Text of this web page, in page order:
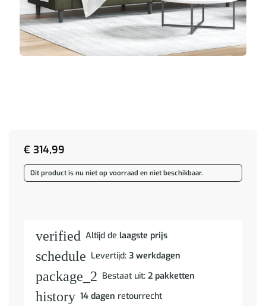
€ 314,99
Dit product is nu niet op voorraad en niet beschikbaar.
verified Altijd de laagste prijs
schedule Levertijd: 3 werkdagen
package_2 Bestaat uit: 2 pakketten
history 14 dagen retourrecht